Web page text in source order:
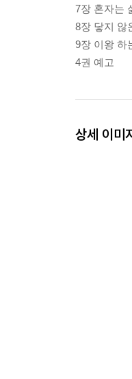
7장 혼자는
8장 닿지 않
9장 이왕 하
4권 예고
상세 이미